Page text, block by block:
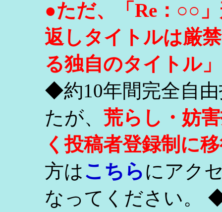
●ただ、「Re：○○
返しタイトルは厳
る独自のタイトル
◆約10年間完全自
たが、 荒らし・妨
く投稿者登録制に
方はこちらにアク
なってください。